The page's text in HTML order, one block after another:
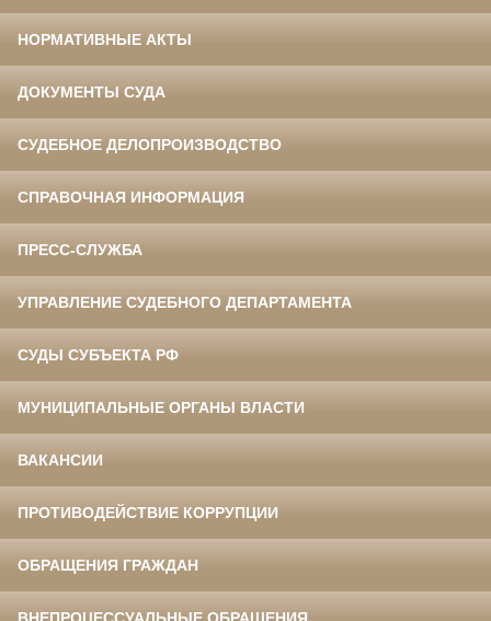
НОРМАТИВНЫЕ АКТЫ
ДОКУМЕНТЫ СУДА
СУДЕБНОЕ ДЕЛОПРОИЗВОДСТВО
СПРАВОЧНАЯ ИНФОРМАЦИЯ
ПРЕСС-СЛУЖБА
УПРАВЛЕНИЕ СУДЕБНОГО ДЕПАРТАМЕНТА
СУДЫ СУБЪЕКТА РФ
МУНИЦИПАЛЬНЫЕ ОРГАНЫ ВЛАСТИ
ВАКАНСИИ
ПРОТИВОДЕЙСТВИЕ КОРРУПЦИИ
ОБРАЩЕНИЯ ГРАЖДАН